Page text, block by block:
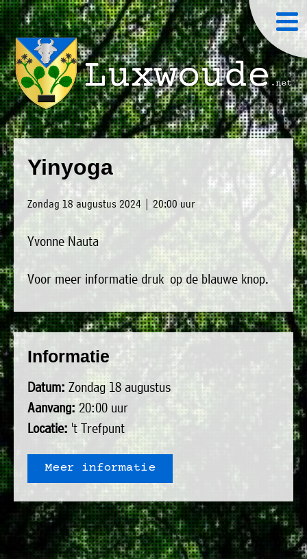
Yinyoga
Zondag 18 augustus 2024 | 20:00 uur
Yvonne Nauta
Voor meer informatie druk op de blauwe knop.
Informatie
Datum: Zondag 18 augustus
Aanvang: 20:00 uur
Locatie: 't Trefpunt
Meer informatie
»
Home
»
Welkom
Nieuws
Agenda
Verenigingen
»
Bedrijven
Plaatselijk
belang
Informatie
lidmaatschap
't
Trefpunt
Luxwoude.net
website@luxwoude.net
Plaatselijk
belang
moment
bestaat
het
uit
de
volgende
Voorzitter
vacant
Secretaris
Michiel
Modderman
Penningmeester
vacant
Algemeen
Anco
Algemeen
lid
Ids
de
Haan